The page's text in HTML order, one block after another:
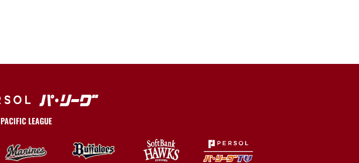
PACIFIC LEAGUE